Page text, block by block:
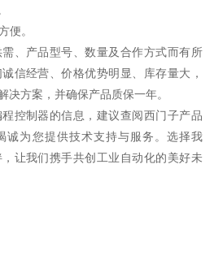
便。
、产品型号、数量及合作方式而有所
信经营、价格优势明显、库存量大，
决方案，并确保产品质保一年。
控制器的信息，建议查阅西门子产品
诚为您提供技术支持与服务。选择我
让我们携手共创工业自动化的美好未